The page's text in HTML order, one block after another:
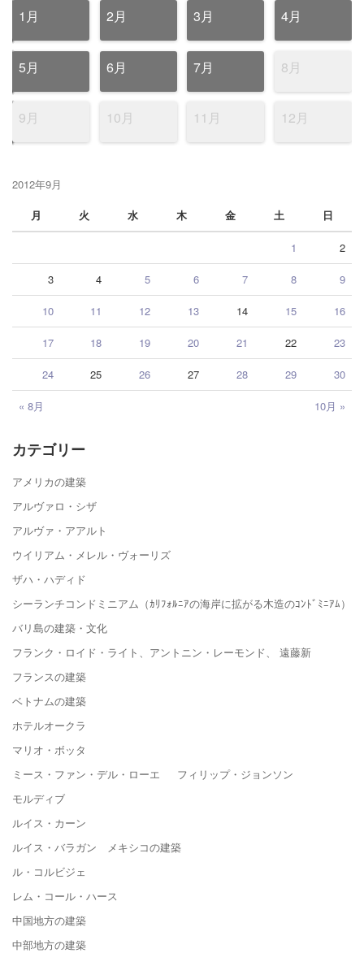
1月 2月 3月 4月
5月 6月 7月 8月
9月 10月 11月 12月
2012年9月
月
火 水 木 金 土 日
« 8月 10月 »
1 2
3 4 5 6 7 8 9
10 11 12 13 14 15 16
17 18 19 20 21 22 23
24 25 26 27 28 29 30
カテゴリー
アメリカの建築
アルヴァロ・シザ
アルヴァ・アアルト
ウイリアム・メレル・ヴォーリズ
ザハ・ハディド
シーランチコンドミニアム（ｶﾘﾌｫﾙﾆｱの海岸に拡がる木造のｺﾝﾄﾞﾐﾆｱﾑ）
バリ島の建築・文化
フランク・ロイド・ライト、アントニン・レーモンド、 遠藤新
フランスの建築
ベトナムの建築
ホテルオークラ
マリオ・ボッタ
ミース・ファン・デル・ローエ フィリップ・ジョンソン
モルディブ
ルイス・カーン
ルイス・バラガン メキシコの建築
ル・コルビジェ
レム・コール・ハース
中国地方の建築
中部地方の建築